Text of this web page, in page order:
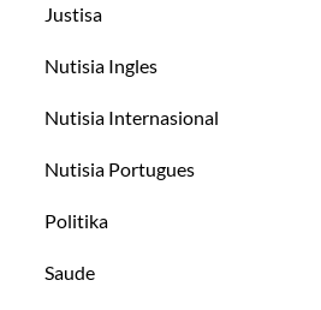
Justisa
Nutisia Ingles
Nutisia Internasional
Nutisia Portugues
Politika
Saude